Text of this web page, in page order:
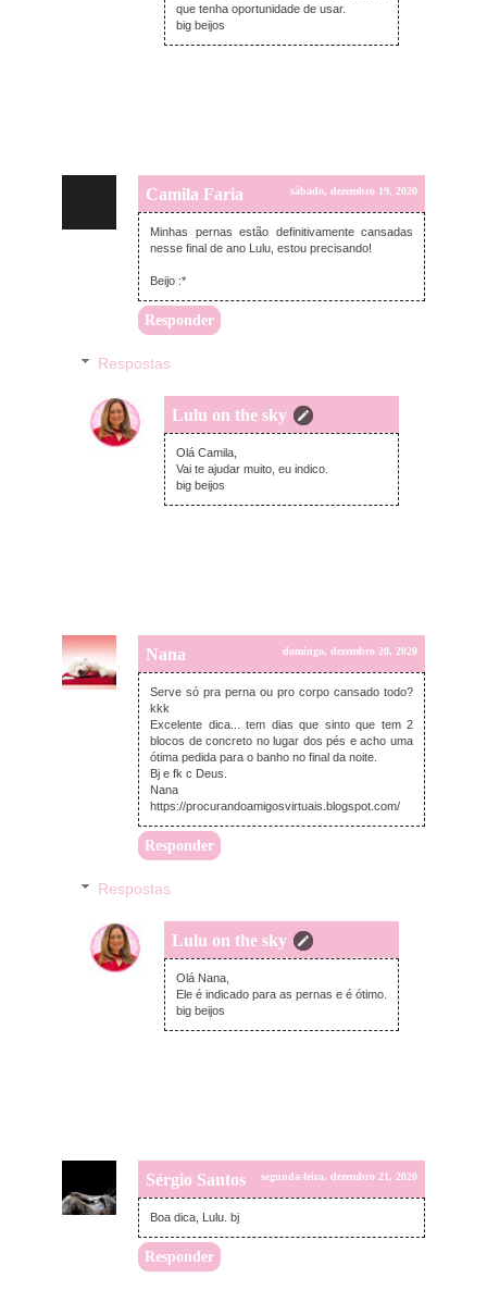
que tenha oportunidade de usar.
big beijos
Camila Faria sábado, dezembro 19, 2020
Minhas pernas estão definitivamente cansadas
nesse final de ano Lulu, estou precisando!
Beijo :*
Responder
Respostas
Lulu on the sky
domingo, dezembro 20, 2020
Olá Camila,
Vai te ajudar muito, eu indico.
big beijos
Nana domingo, dezembro 20, 2020
Serve só pra perna ou pro corpo cansado todo?
kkk
Excelente dica... tem dias que sinto que tem 2
blocos de concreto no lugar dos pés e acho uma
ótima pedida para o banho no final da noite.
Bj e fk c Deus.
Nana
https://procurandoamigosvirtuais.blogspot.com/
Responder
Respostas
Lulu on the sky
segunda-feira, dezembro 28, 2020
Olá Nana,
Ele é indicado para as pernas e é ótimo.
big beijos
Sérgio Santos segunda-feira, dezembro 21, 2020
Boa dica, Lulu. bj
Responder